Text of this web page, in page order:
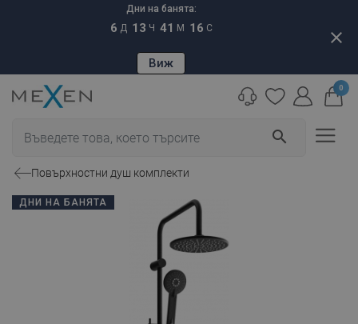
Дни на банята:
6 Д 13 Ч 41 М 15 С
Виж
close
search
0
Повърхностни душ комплекти
ДНИ НА БАНЯТА